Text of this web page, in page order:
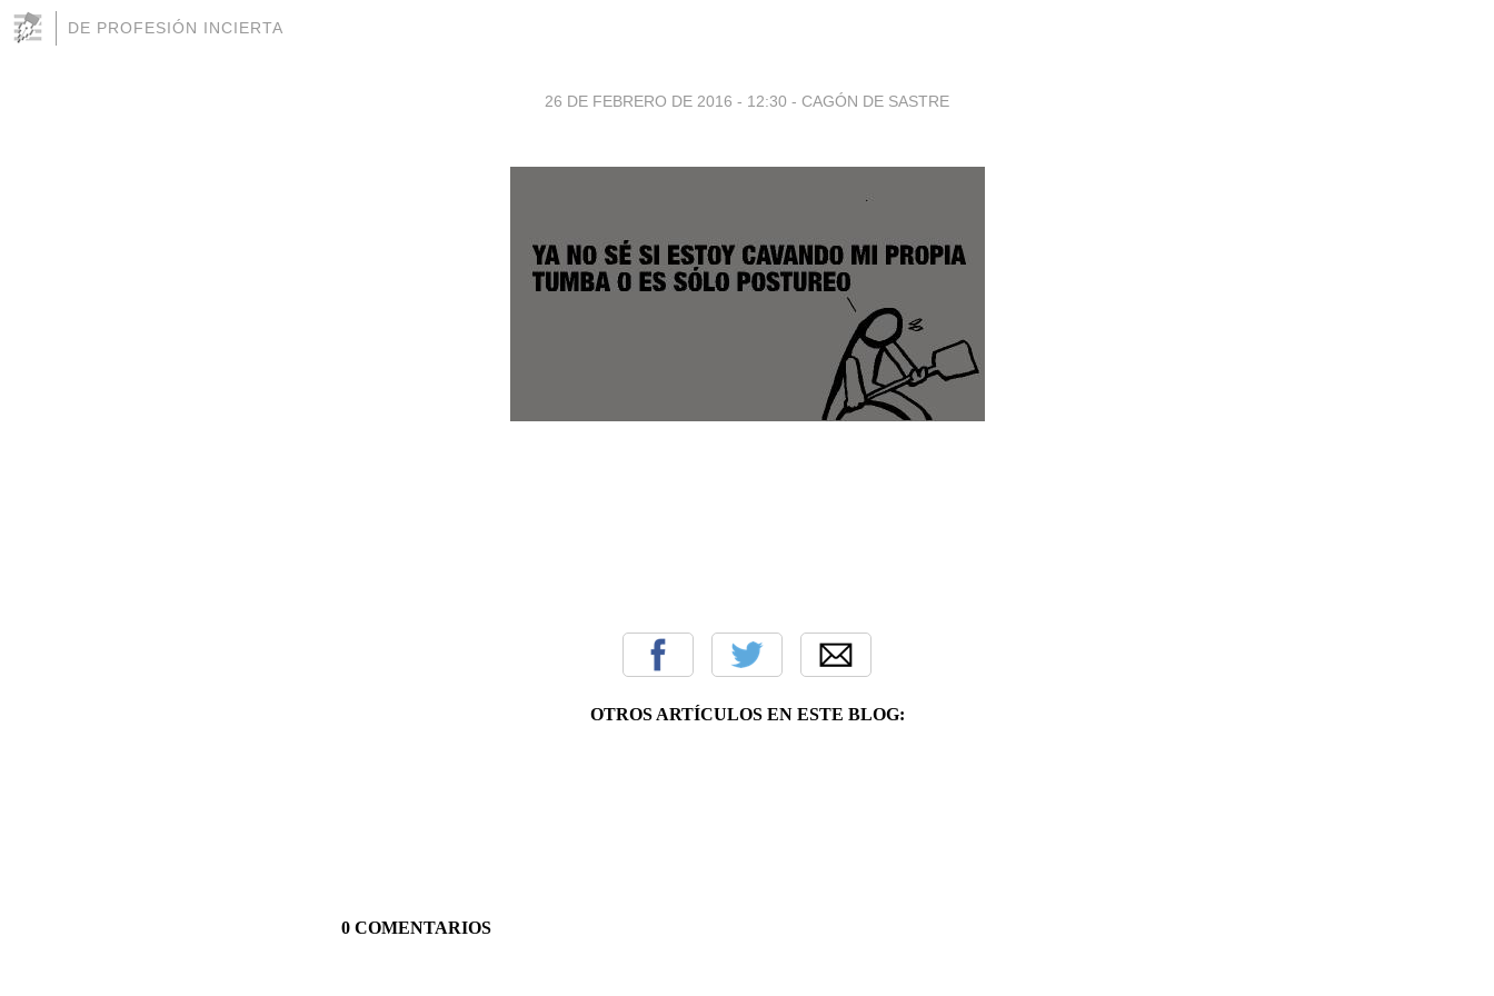
DE PROFESIÓN INCIERTA
26 DE FEBRERO DE 2016 - 12:30 - CAGÓN DE SASTRE
OTROS ARTÍCULOS EN ESTE BLOG:
0 COMENTARIOS